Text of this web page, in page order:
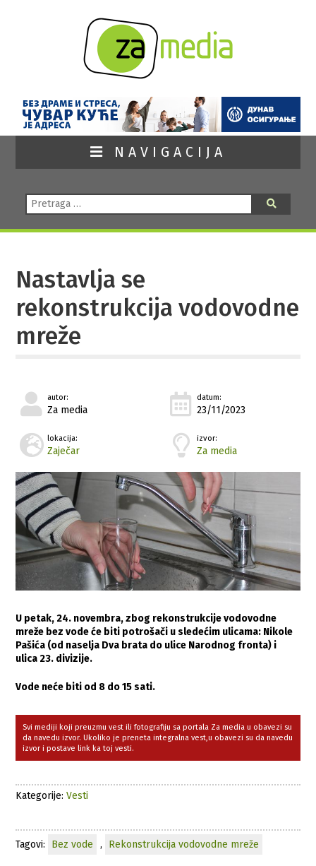
NAVIGACIJA
Pretraga:
Nastavlja se
rekonstrukcija vodovodne
mreže
autor:
Za media
datum:
23/11/2023
lokacija:
Zaječar
izvor:
Za media
U petak, 24. novembra, zbog rekonstrukcije vodovodne
mreže bez vode će biti potrošači u sledećim ulicama: Nikole
Pašića (od naselja Dva brata do ulice Narodnog fronta) i
ulica 23. divizije.
Vode neće biti od 8 do 15 sati.
Svi mediji koji preuzmu vest ili fotografiju sa portala Za media u obavezi su
da navedu izvor. Ukoliko je preneta integralna vest,u obavezi su da navedu
izvor i postave link ka toj vesti.
Kategorije:Vesti
Tagovi: Bez vode , Rekonstrukcija vodovodne mreže